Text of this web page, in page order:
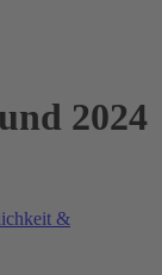
2024
&